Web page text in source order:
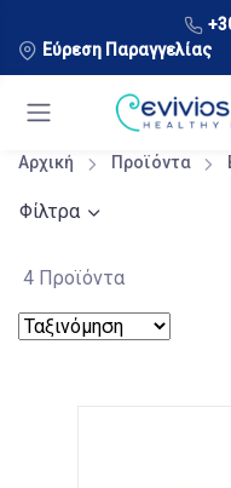
Εύρεση Παραγγελίας
Αρχική Προϊόντα
Φίλτρα
4 Προϊόντα